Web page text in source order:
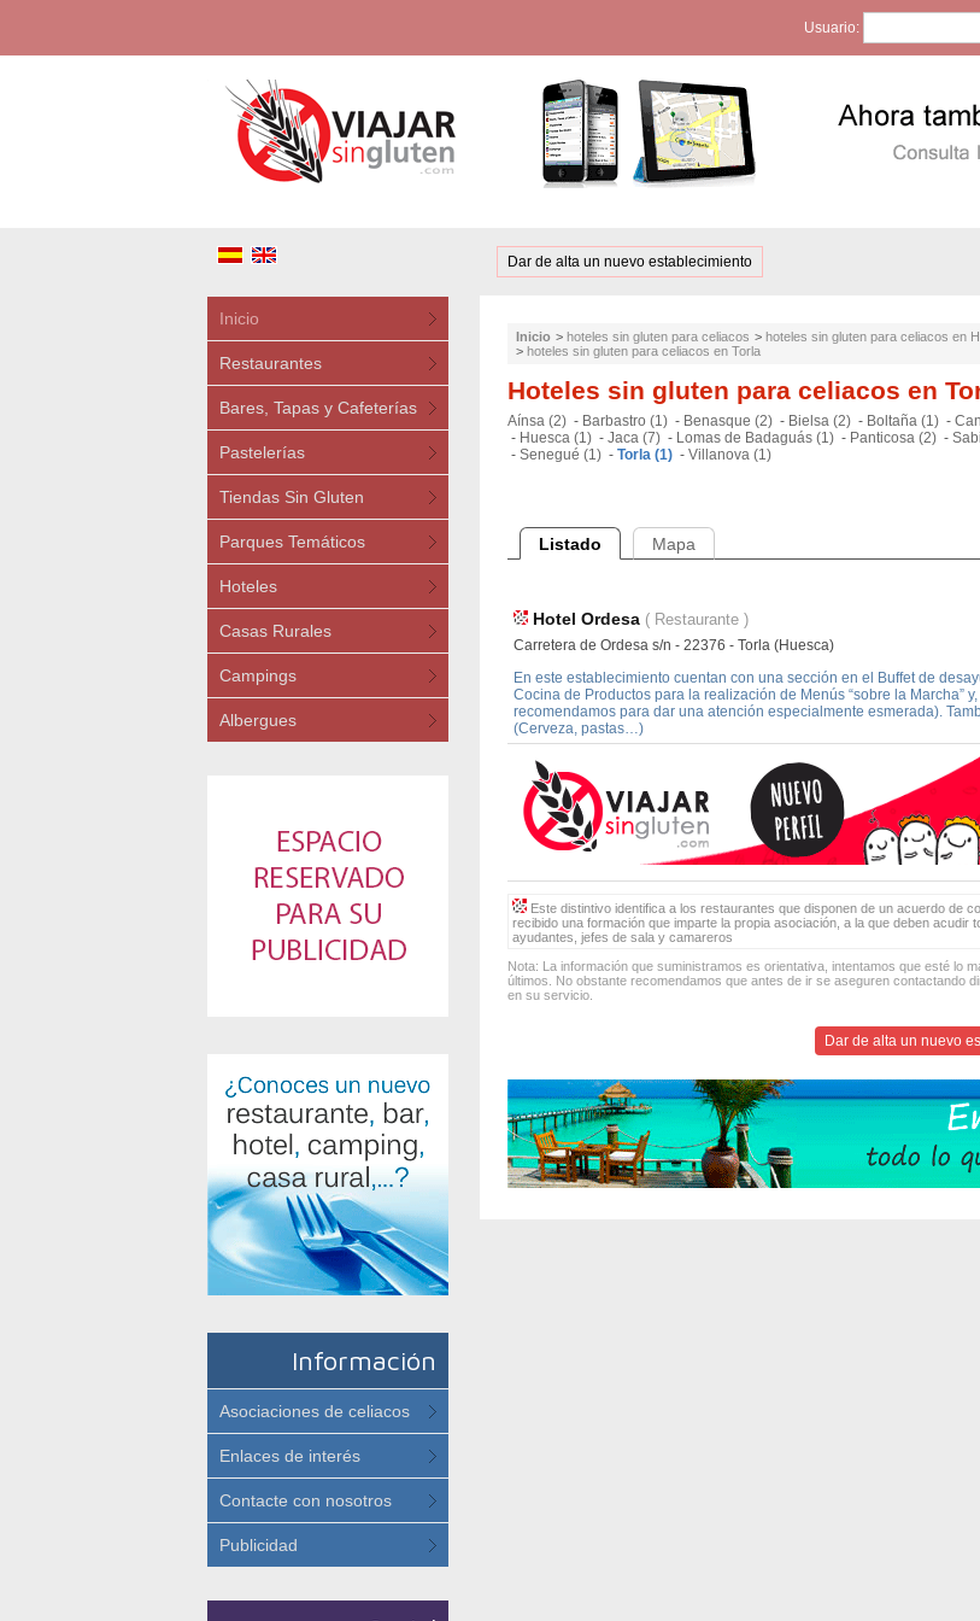
Usuario:
Dar de alta un nuevo establecimiento
Inicio
Restaurantes
Bares, Tapas y Cafeterías
Pastelerías
Tiendas Sin Gluten
Parques Temáticos
Hoteles
Casas Rurales
Campings
Albergues
Información
Asociaciones de celiacos
Enlaces de interés
Contacte con nosotros
Publicidad
Inicio > hoteles sin gluten para celiacos > hoteles sin gluten para celiacos en
> hoteles sin gluten para celiacos en Torla
Hoteles sin gluten para celiacos en
Aínsa (2) - Barbastro (1) - Benasque (2) - Bielsa (2) - Boltaña (1) -
- Huesca (1) - Jaca (7) - Lomas de Badaguás (1) - Panticosa (2) -
- Senegué (1) - Torla (1) - Villanova (1)
Listado Mapa
Hotel Ordesa ( Restaurante )
Carretera de Ordesa s/n - 22376 - Torla (Huesca)
En este establecimiento cuentan con una sección en el Buffet de
Cocina de Productos para la realización de Menús “sobre la Marcha”
recomendamos para dar una atención especialmente esmerada).
(Cerveza, pastas…)
Este distintivo identifica a los restaurantes que disponen de un acuerdo de
recibido una formación que imparte la propia asociación, a la que deben acudir
ayudantes, jefes de sala y camareros
Nota: La información que suministramos es orientativa, intentamos que esté lo
últimos. No obstante recomendamos que antes de ir se aseguren contactando
en su servicio.
Dar de alta un nuevo